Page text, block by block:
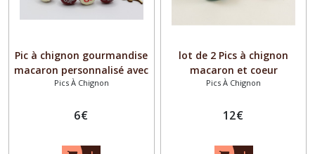
Pic à chignon gourmandise
macaron personnalisé avec
texte
Pics À Chignon
6€
lot de 2 Pics à chignon
macaron et coeur
gourmand ,
Pics À Chignon
12€